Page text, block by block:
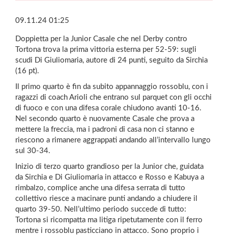
09.11.24 01:25
Doppietta per la Junior Casale che nel Derby contro
Tortona trova la prima vittoria esterna per 52-59: sugli
scudi Di Giuliomaria, autore di 24 punti, seguito da Sirchia
(16 pt).
Il primo quarto è fin da subito appannaggio rossoblu, con i
ragazzi di coach Arioli che entrano sul parquet con gli occhi
di fuoco e con una difesa corale chiudono avanti 10-16.
Nel secondo quarto è nuovamente Casale che prova a
mettere la freccia, ma i padroni di casa non ci stanno e
riescono a rimanere aggrappati andando all’intervallo lungo
sul 30-34.
Inizio di terzo quarto grandioso per la Junior che, guidata
da Sirchia e Di Giuliomaria in attacco e Rosso e Kabuya a
rimbalzo, complice anche una difesa serrata di tutto
collettivo riesce a macinare punti andando a chiudere il
quarto 39-50. Nell’ultimo periodo succede di tutto:
Tortona si ricompatta ma litiga ripetutamente con il ferro
mentre i rossoblu pasticciano in attacco. Sono proprio i